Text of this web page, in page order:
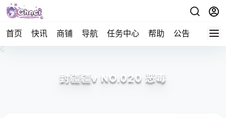
首页 快讯 商铺 导航 任务中心 帮助 公告 APP下
封疆疆v NO.020 恶毒